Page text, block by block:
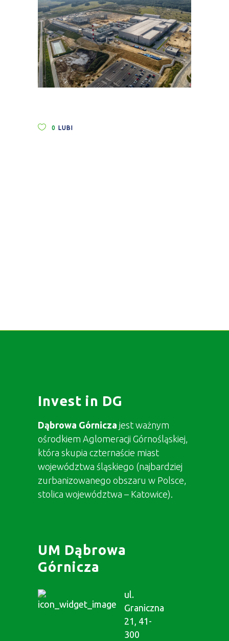
0 LUBI
Invest in DG
Dąbrowa Górnicza jest ważnym
ośrodkiem Aglomeracji Górnośląskiej,
która skupia czternaście miast
województwa śląskiego (najbardziej
zurbanizowanego obszaru w Polsce,
stolica województwa – Katowice).
UM Dąbrowa
Górnicza
ul.
Graniczna
21, 41-
300